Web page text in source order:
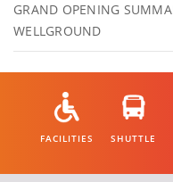
GRAND OPENING
WELLGROUND
FACILITIES SHUTTLE